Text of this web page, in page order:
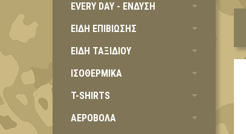
EVERY DAY - ΕΝΔΥΣΗ
ΕΙΔΗ ΕΠΙΒΙΩΣΗΣ
ΕΙΔΗ ΤΑΞΙΔΙΟΥ
ΙΣΟΘΕΡΜΙΚΑ
T-SHIRTS
ΑΕΡΟΒΟΛΑ